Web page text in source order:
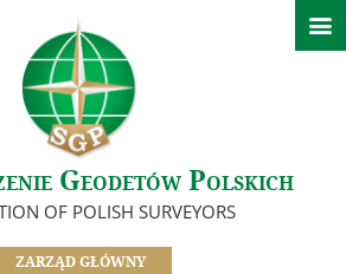
Geodetów Polskich
OF POLISH SURVEYORS
ZARZĄD GŁÓWNY

Aktualności
Zarządu Głównego
z oddziałów SGP
Ważne informacje
O nas
Zarząd